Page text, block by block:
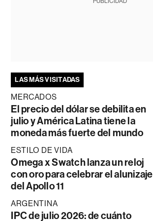
LAS MÁS VISITADAS
MERCADOS
El precio del dólar se debilita en
julio y América Latina tiene la
moneda más fuerte del mundo
ESTILO DE VIDA
Omega x Swatch lanza un reloj
con oro para celebrar el alunizaje
del Apollo 11
ARGENTINA
IPC de julio 2026: de cuánto